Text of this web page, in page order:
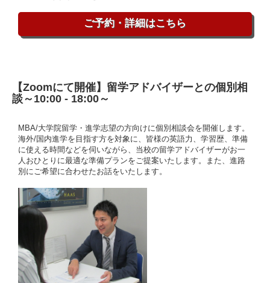
ご予約・詳細はこちら
【Zoomにて開催】留学アドバイザーとの個別相
談～10:00 - 18:00～
MBA/大学院留学・進学志望の方向けに個別相談会を開催します。
海外/国内進学を目指す方を対象に、皆様の英語力、学習歴、準備
に使える時間などを伺いながら、当校の留学アドバイザーがお一
人おひとりに最適な準備プランをご提案いたします。また、進路
別にご希望に合わせたお話をいたします。